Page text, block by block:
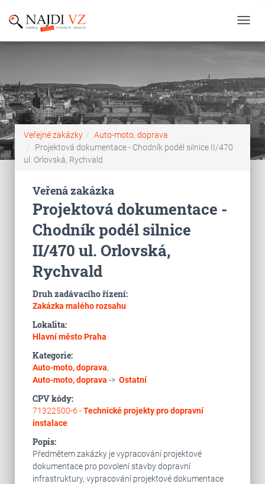
Veřejné zakázky
Auto-moto, doprava
Projektová dokumentace - Chodník podél silnice II/470
ul. Orlovská, Rychvald
Veřená zakázka
Projektová dokumentace -
Chodník podél silnice
II/470 ul. Orlovská,
Rychvald
Druh zadávacího řízení:
Zakázka malého rozsahu
Lokalita:
Hlavní město Praha
Kategorie:
Auto-moto, doprava,
Auto-moto, doprava -> Ostatní
CPV kódy:
71322500-6 -Technické projekty pro dopravní
instalace
Popis:
Předmětem zakázky je vypracování projektové
dokumentace pro povolení stavby dopravní
infrastruktury, vypracování projektové dokumentace